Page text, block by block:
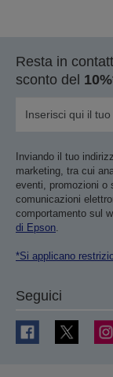
Resta in
sconto del
Inviando il tuo
marketing, tra cui
eventi, promozioni o
comunicazioni
comportamento sul
di Epson.
*Si applicano
Seguici